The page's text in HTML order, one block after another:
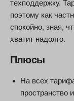
техподдержку.
поэтому как
спокойно, зная,
хватит надолго.
Плюсы
На всех
пространство